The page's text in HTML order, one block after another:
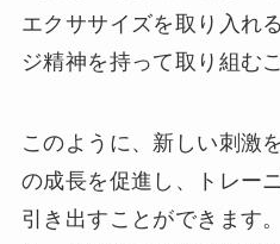
エクササイズを取り入れ
ジ精神を持って取り組む
このように、新しい刺激
の成長を促進し、トレー
引き出すことができます